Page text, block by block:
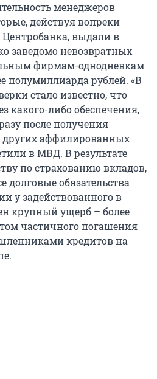
менеджеров
действуя вопреки
выдали в
заведомо невозвратных
фирмам-однодневкам
полумиллиарда рублей. «В
стало известно, что
какого-либо обеспечения,
после получения
других аффилированных
в МВД. В результате
по страхованию вкладов,
долговые обязательства
у задействованного в
крупный ущерб – более
частичного погашения
кредитов на